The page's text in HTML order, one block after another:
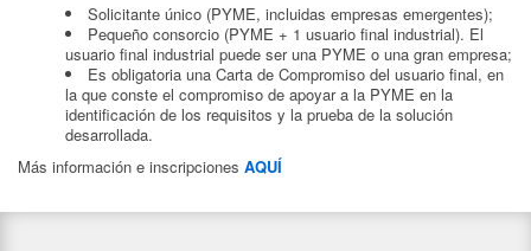
Solicitante único (PYME, incluidas empresas emergentes);
Pequeño consorcio (PYME + 1 usuario final industrial). El
usuario final industrial puede ser una PYME o una gran empresa;
Es obligatoria una Carta de Compromiso del usuario final, en
la que conste el compromiso de apoyar a la PYME en la
identificación de los requisitos y la prueba de la solución
desarrollada.
Más información e inscripciones AQUÍ